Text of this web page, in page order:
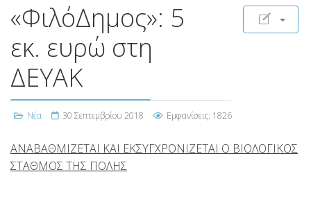
«ΦιλόΔημος»: 5
εκ. ευρώ στη
ΔΕΥΑΚ
Νέα 30 Σεπτεμβρίου 2018 Εμφανίσεις: 1826
ΑΝΑΒΑΘΜΙΖΕΤΑΙ ΚΑΙ ΕΚΣΥΓΧΡΟΝΙΖΕΤΑΙ Ο ΒΙΟΛΟΓΙΚΟΣ
ΣΤΑΘΜΟΣ ΤΗΣ ΠΟΛΗΣ